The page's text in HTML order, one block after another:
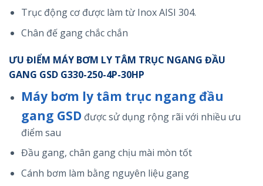
Trục động cơ được làm từ Inox AISI 304.
Chân đế gang chắc chắn
ƯU ĐIỂM MÁY BƠM LY TÂM TRỤC NGANG ĐẦU
GANG GSD G330-250-4P-30HP
Máy bơm ly tâm trục ngang đầu
gang GSDđược sử dụng rộng rãi với nhiều ưu
điểm sau
Đầu gang, chân gang chịu mài mòn tốt
Cánh bơm làm bằng nguyên liệu gang